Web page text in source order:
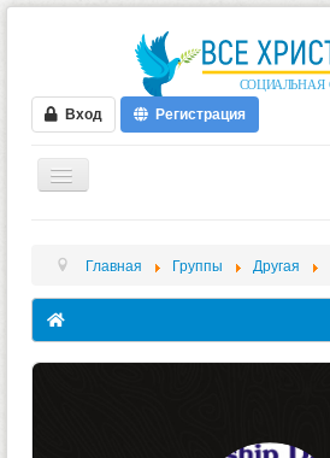
Вход Регистрация
ФОРУМ
ВИДЕО
БЛОГИ
Главная Группы Другая